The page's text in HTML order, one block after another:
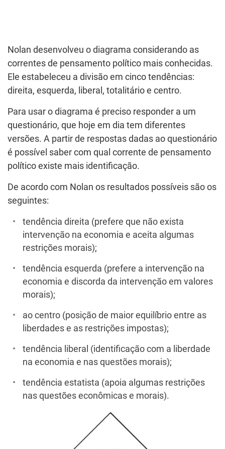
Nolan desenvolveu o diagrama considerando as
correntes de pensamento político mais conhecidas.
Ele estabeleceu a divisão em cinco tendências:
direita, esquerda, liberal, totalitário e centro.
Para usar o diagrama é preciso responder a um
questionário, que hoje em dia tem diferentes
versões. A partir de respostas dadas ao questionário
é possível saber com qual corrente de pensamento
político existe mais identificação.
De acordo com Nolan os resultados possíveis são os
seguintes:
tendência direita (prefere que não exista
intervenção na economia e aceita algumas
restrições morais);
tendência esquerda (prefere a intervenção na
economia e discorda da intervenção em valores
morais);
ao centro (posição de maior equilíbrio entre as
liberdades e as restrições impostas);
tendência liberal (identificação com a liberdade
na economia e nas questões morais);
tendência estatista (apoia algumas restrições
nas questões econômicas e morais).